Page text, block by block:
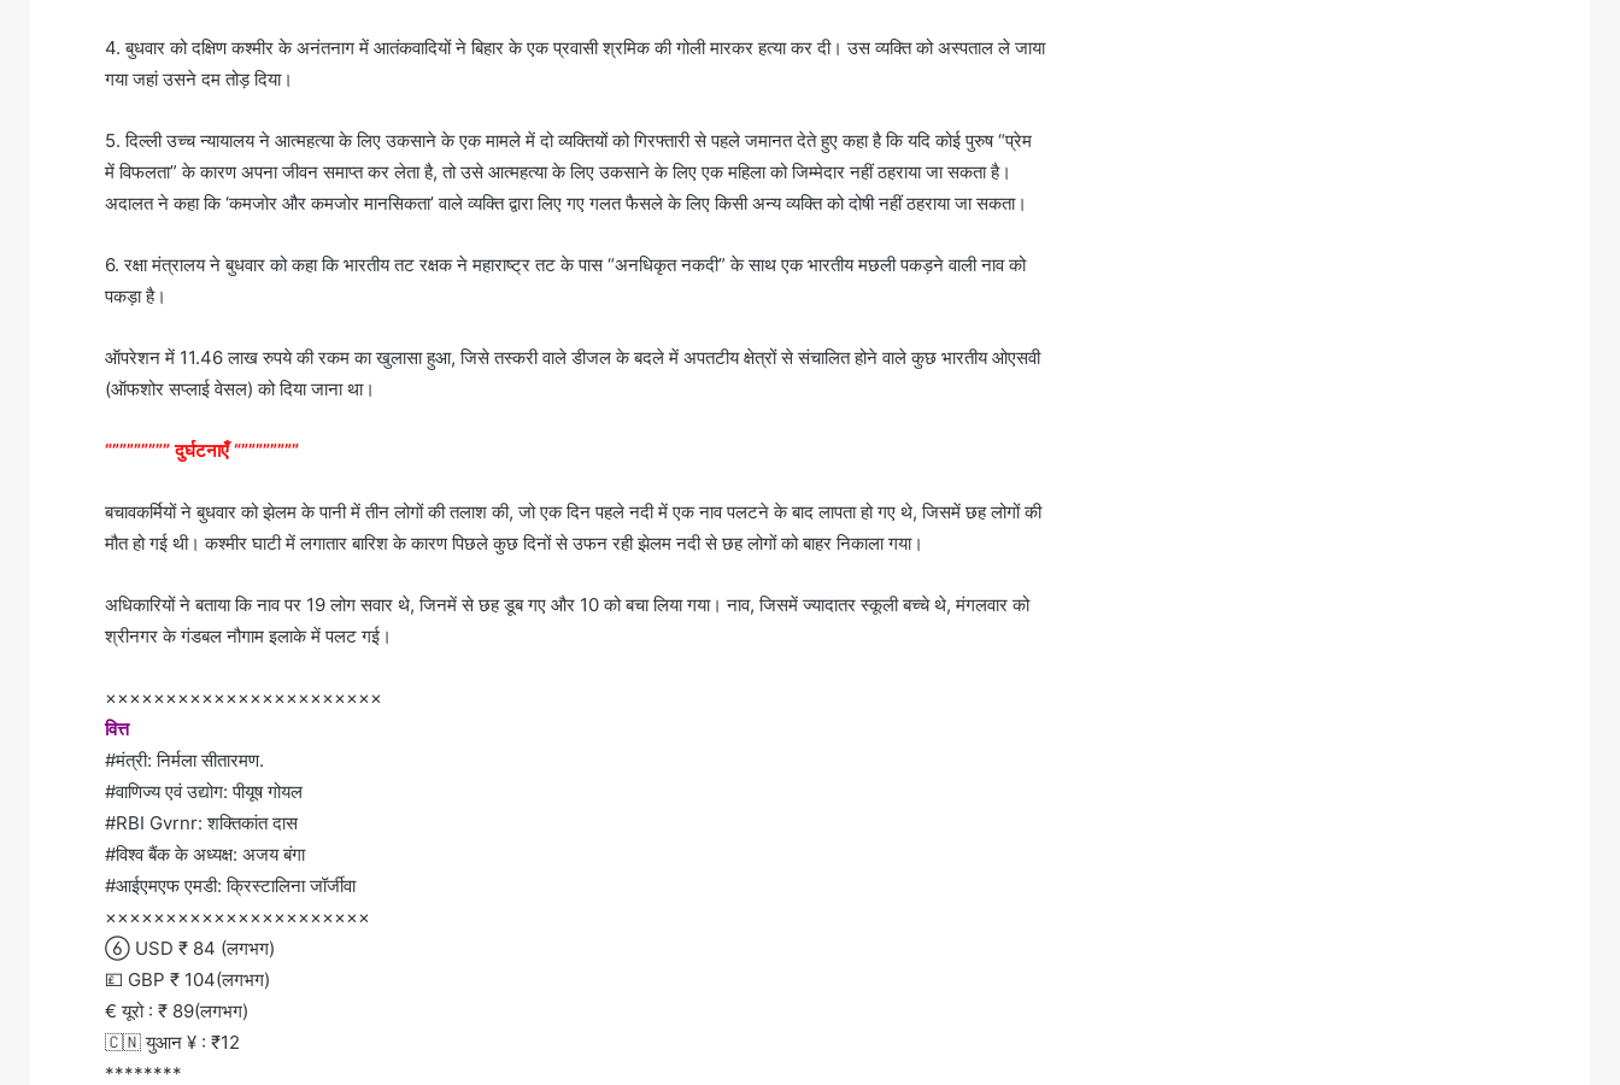
4. बुधवार को दक्षिण कश्मीर के अनंतनाग में आतंकवादियों ने बिहार के एक प्रवासी श्रमिक की गोली मारकर हत्या कर दी। उस व्यक्ति को अस्पताल ले जाया
गया जहां उसने दम तोड़ दिया।
5. दिल्ली उच्च न्यायालय ने आत्महत्या के लिए उकसाने के एक मामले में दो व्यक्तियों को गिरफ्तारी से पहले जमानत देते हुए कहा है कि यदि कोई पुरुष “प्रेम
में विफलता” के कारण अपना जीवन समाप्त कर लेता है, तो उसे आत्महत्या के लिए उकसाने के लिए एक महिला को जिम्मेदार नहीं ठहराया जा सकता है।
अदालत ने कहा कि ‘कमजोर और कमजोर मानसिकता’ वाले व्यक्ति द्वारा लिए गए गलत फैसले के लिए किसी अन्य व्यक्ति को दोषी नहीं ठहराया जा सकता।
6. रक्षा मंत्रालय ने बुधवार को कहा कि भारतीय तट रक्षक ने महाराष्ट्र तट के पास “अनधिकृत नकदी” के साथ एक भारतीय मछली पकड़ने वाली नाव को
पकड़ा है।
ऑपरेशन में 11.46 लाख रुपये की रकम का खुलासा हुआ, जिसे तस्करी वाले डीजल के बदले में अपतटीय क्षेत्रों से संचालित होने वाले कुछ भारतीय ओएसवी
(ऑफशोर सप्लाई वेसल) को दिया जाना था।
“”””””””” दुर्घटनाएँ “””””””””
बचावकर्मियों ने बुधवार को झेलम के पानी में तीन लोगों की तलाश की, जो एक दिन पहले नदी में एक नाव पलटने के बाद लापता हो गए थे, जिसमें छह लोगों की
मौत हो गई थी। कश्मीर घाटी में लगातार बारिश के कारण पिछले कुछ दिनों से उफन रही झेलम नदी से छह लोगों को बाहर निकाला गया।
अधिकारियों ने बताया कि नाव पर 19 लोग सवार थे, जिनमें से छह डूब गए और 10 को बचा लिया गया। नाव, जिसमें ज्यादातर स्कूली बच्चे थे, मंगलवार को
श्रीनगर के गंडबल नौगाम इलाके में पलट गई।
×××××××××××××××××××××××
वित्त
#मंत्री: निर्मला सीतारमण.
#वाणिज्य एवं उद्योग: पीयूष गोयल
#RBI Gvrnr: शक्तिकांत दास
#विश्व बैंक के अध्यक्ष: अजय बंगा
#आईएमएफ एमडी: क्रिस्टालिना जॉर्जीवा
××××××××××××××××××××××
 USD ₹ 84 (लगभग)
💷 GBP ₹ 104(लगभग)
€ यूरो : ₹ 89(लगभग)
🇨🇳 युआन ¥ : ₹12
********